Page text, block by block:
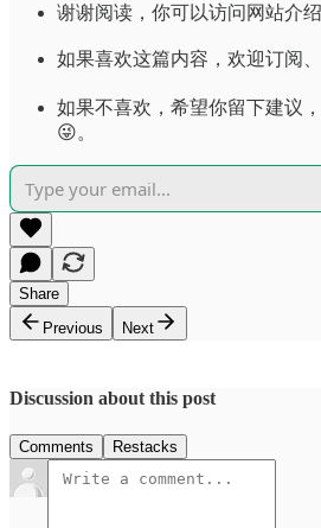
谢谢阅读，你可以访问网站介
如果喜欢这篇内容，欢迎订阅
如果不喜欢，希望你留下建议
😜。
Share
Previous
Next
Discussion about this post
Comments Restacks